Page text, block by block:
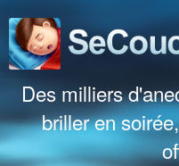
Des milliers
briller en